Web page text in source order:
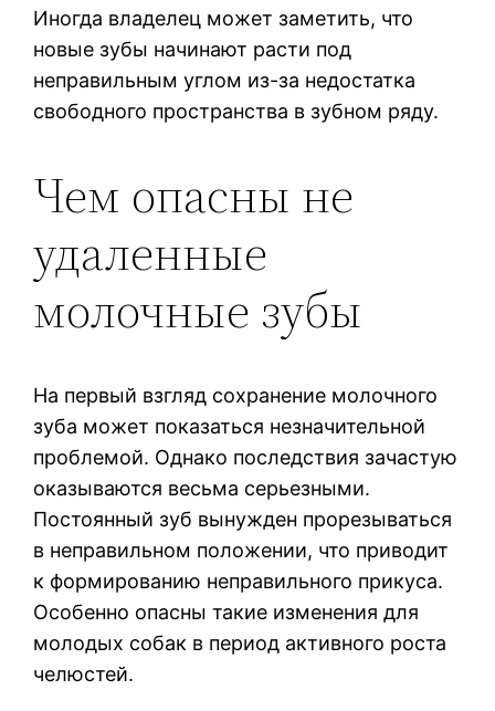
Иногда владелец может заметить, что
новые зубы начинают расти под
неправильным углом из-за недостатка
свободного пространства в зубном ряду.
Чем опасны не
удаленные
молочные зубы
На первый взгляд сохранение молочного
зуба может показаться незначительной
проблемой. Однако последствия зачастую
оказываются весьма серьезными.
Постоянный зуб вынужден прорезываться
в неправильном положении, что приводит
к формированию неправильного прикуса.
Особенно опасны такие изменения для
молодых собак в период активного роста
челюстей.